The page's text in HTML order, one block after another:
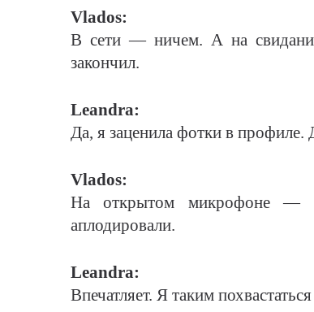
Vlados:
В сети — ничем. А на
закончил.
Leandra:
Да, я заценила фотки в профиле.
Vlados:
На открытом микрофоне —
аплодировали.
Leandra:
Впечатляет. Я таким